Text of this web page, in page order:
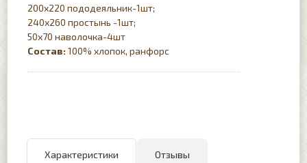
200х220 пододеяльник-1шт;
240х260 простынь -1шт;
50х70 наволочка-4шт
Состав: 100% хлопок, ранфорс
Характеристики Отзывы